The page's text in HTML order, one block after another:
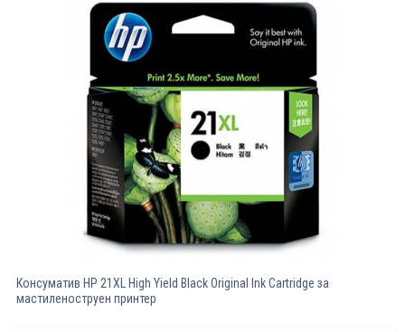
Консуматив HP 21XL High Yield Black Original Ink Cartridge за
мастиленоструен принтер